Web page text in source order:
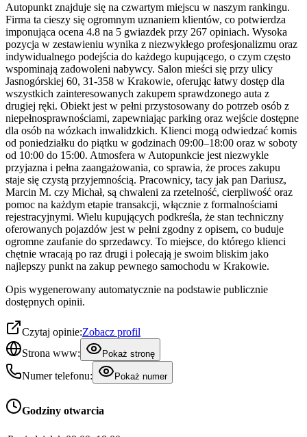
Autopunkt znajduje się na czwartym miejscu w naszym rankingu.
Firma ta cieszy się ogromnym uznaniem klientów, co potwierdza
imponująca ocena 4.8 na 5 gwiazdek przy 267 opiniach. Wysoka
pozycja w zestawieniu wynika z niezwykłego profesjonalizmu oraz
indywidualnego podejścia do każdego kupującego, o czym często
wspominają zadowoleni nabywcy. Salon mieści się przy ulicy
Jasnogórskiej 60, 31-358 w Krakowie, oferując łatwy dostęp dla
wszystkich zainteresowanych zakupem sprawdzonego auta z
drugiej ręki. Obiekt jest w pełni przystosowany do potrzeb osób z
niepełnosprawnościami, zapewniając parking oraz wejście dostępne
dla osób na wózkach inwalidzkich. Klienci mogą odwiedzać komis
od poniedziałku do piątku w godzinach 09:00–18:00 oraz w soboty
od 10:00 do 15:00. Atmosfera w Autopunkcie jest niezwykle
przyjazna i pełna zaangażowania, co sprawia, że proces zakupu
staje się czystą przyjemnością. Pracownicy, tacy jak pan Dariusz,
Marcin M. czy Michał, są chwaleni za rzetelność, cierpliwość oraz
pomoc na każdym etapie transakcji, włącznie z formalnościami
rejestracyjnymi. Wielu kupujących podkreśla, że stan techniczny
oferowanych pojazdów jest w pełni zgodny z opisem, co buduje
ogromne zaufanie do sprzedawcy. To miejsce, do którego klienci
chętnie wracają po raz drugi i polecają je swoim bliskim jako
najlepszy punkt na zakup pewnego samochodu w Krakowie.
Opis wygenerowany automatycznie na podstawie publicznie
dostępnych opinii.
Czytaj opinie:Zobacz profil
Strona www:
Pokaż stronę
Numer telefonu: Pokaż numer
Godziny otwarcia